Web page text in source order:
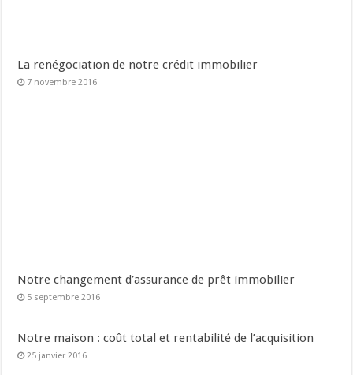
La renégociation de notre crédit immobilier
7 novembre 2016
Notre changement d’assurance de prêt immobilier
5 septembre 2016
Notre maison : coût total et rentabilité de l’acquisition
25 janvier 2016